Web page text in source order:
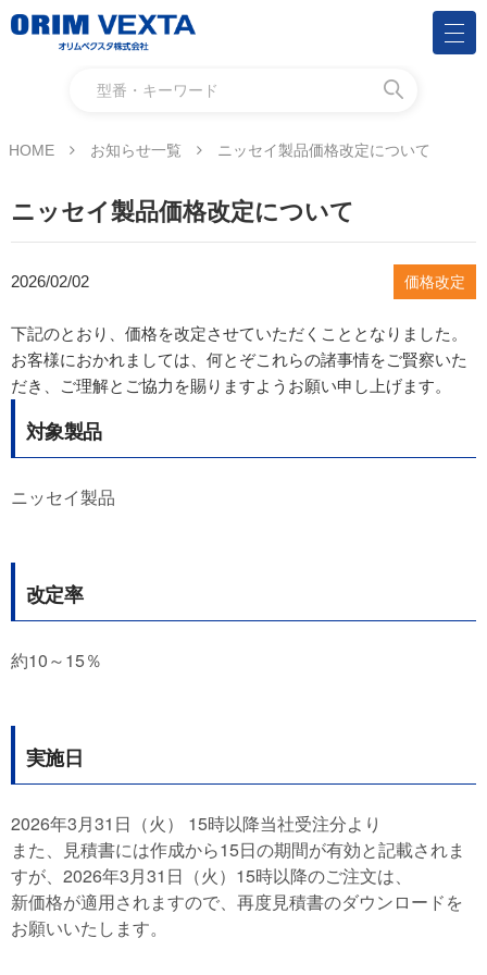
HOME お知らせ一覧 ニッセイ製品価格改定について
ニッセイ製品価格改定について
2026/02/02 価格改定
下記のとおり、価格を改定させていただくこととなりました。
お客様におかれましては、何とぞこれらの諸事情をご賢察いた
だき、ご理解とご協力を賜りますようお願い申し上げます。
対象製品
ニッセイ製品
改定率
約10～15％
実施日
2026年3月31日（火） 15時以降当社受注分より
また、見積書には作成から15日の期間が有効と記載されま
すが、2026年3月31日（火）15時以降のご注文は、
新価格が適用されますので、再度見積書のダウンロードを
お願いいたします。